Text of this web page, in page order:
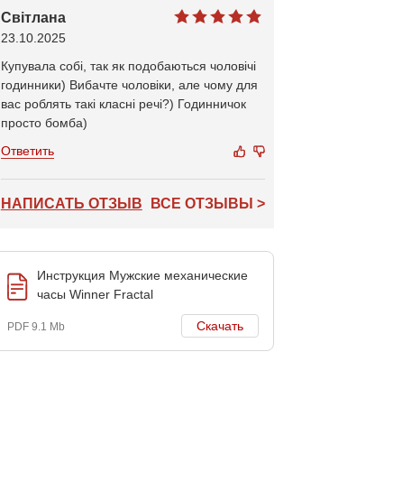
Світлана
23.10.2025
Купувала собі, так як подобаються чоловічі
годинники) Вибачте чоловіки, але чому для
вас роблять такі класні речі?) Годинничок
просто бомба)
Ответить
НАПИСАТЬ ОТЗЫВ ВСЕ ОТЗЫВЫ >
Инструкция Мужские механические
часы Winner Fractal
PDF 9.1 Mb Скачать